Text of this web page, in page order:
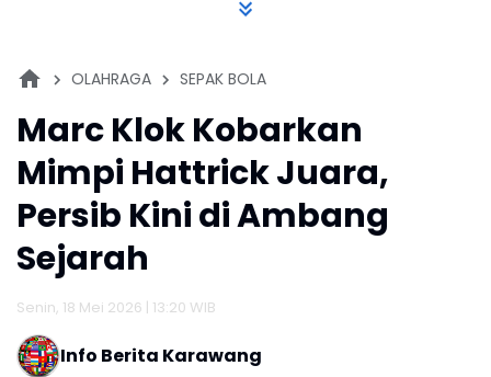
OLAHRAGA SEPAK BOLA
Marc Klok Kobarkan
Mimpi Hattrick Juara,
Persib Kini di Ambang
Sejarah
Senin, 18 Mei 2026 | 13:20 WIB
Info Berita Karawang